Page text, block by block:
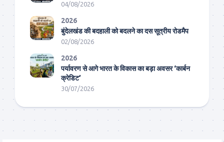
04/08/2026
2026
बुंदेलखंड की बदहाली को बदलने का दस सूत्रीय रोडमैप
02/08/2026
2026
पर्यावरण से आगे भारत के विकास का बड़ा अवसर ‘कार्बन
क्रेडिट’
30/07/2026